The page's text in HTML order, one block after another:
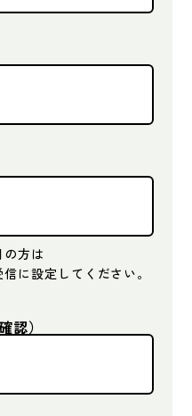
方は
に設定してください。
認）